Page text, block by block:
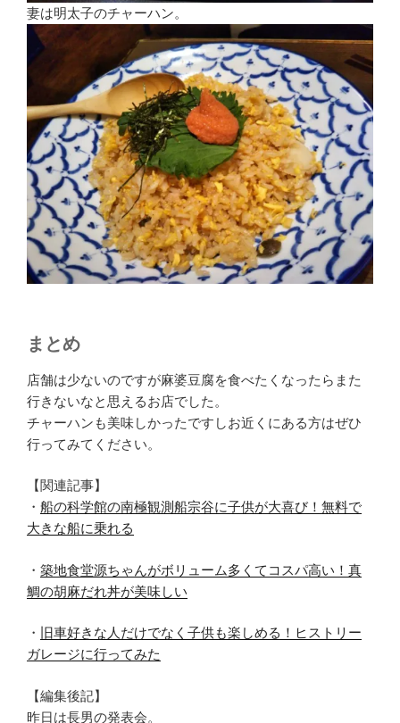
妻は明太子のチャーハン。
まとめ
店舗は少ないのですが麻婆豆腐を食べたくなったらまた
行きないなと思えるお店でした。
チャーハンも美味しかったですしお近くにある方はぜひ
行ってみてください。
【関連記事】
・ 船の科学館の南極観測船宗谷に子供が大喜び！無料で
大きな船に乗れる
・ 築地食堂源ちゃんがボリューム多くてコスパ高い！真
鯛の胡麻だれ丼が美味しい
・
旧車好きな人だけでなく子供も楽しめる！ヒストリー
ガレージに行ってみた
【編集後記】
昨日は長男の発表会。